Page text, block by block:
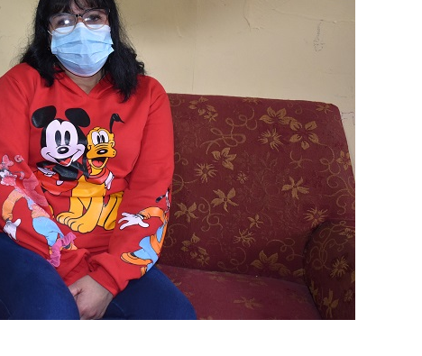
Destacado Foco Vecinal
Municipio realiza limpieza
en microbasural